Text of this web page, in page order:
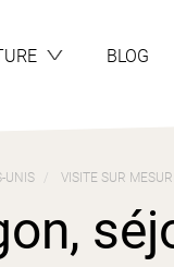
BLOG
UNIS VISITE SUR